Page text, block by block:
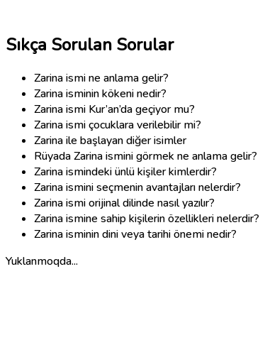
Sıkça Sorulan Sorular
Zarina ismi ne anlama gelir?
Zarina isminin kökeni nedir?
Zarina ismi Kur’an’da geçiyor mu?
Zarina ismi çocuklara verilebilir mi?
Zarina ile başlayan diğer isimler
Rüyada Zarina ismini görmek ne anlama gelir?
Zarina ismindeki ünlü kişiler kimlerdir?
Zarina ismini seçmenin avantajları nelerdir?
Zarina ismi orijinal dilinde nasıl yazılır?
Zarina ismine sahip kişilerin özellikleri nelerdir?
Zarina isminin dini veya tarihi önemi nedir?
Yuklanmoqda...